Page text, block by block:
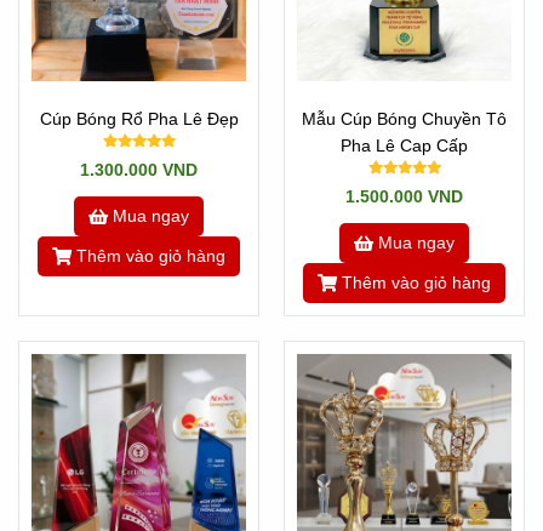
Cúp Bóng Rổ Pha Lê Đẹp
1.300.000 VND
Mua ngay
Thêm vào giỏ hàng
Mẫu Cúp Bóng Chuyền Tô
Pha Lê Cap Cấp
1.500.000 VND
Mua ngay
Thêm vào giỏ hàng